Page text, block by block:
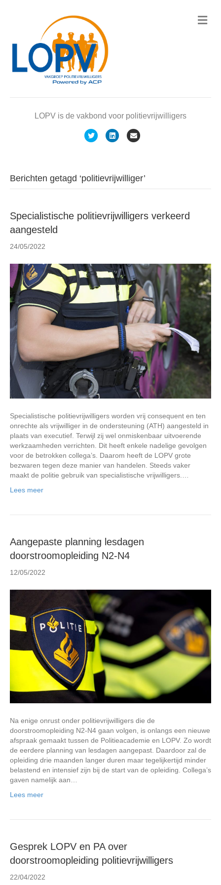
LOPV is de vakbond voor politievrijwilligers
T
t
t
r
L
k
e
E
i
l
M
e
Berichten getagd ‘politievrijwilliger’
Specialistische politievrijwilligers verkeerd
aangesteld
24/05/2022
Specialistische politievrijwilligers worden vrij consequent en ten
onrechte als vrijwilliger in de ondersteuning (ATH) aangesteld in
plaats van executief. Terwijl zij wel onmiskenbaar uitvoerende
werkzaamheden verrichten. Dit heeft enkele nadelige gevolgen
voor de betrokken collega’s. Daarom heeft de LOPV grote
bezwaren tegen deze manier van handelen. Steeds vaker
maakt de politie gebruik van specialistische vrijwilligers.…
Lees meer
Aangepaste planning lesdagen
doorstroomopleiding N2-N4
12/05/2022
Na enige onrust onder politievrijwilligers die de
doorstroomopleiding N2-N4 gaan volgen, is onlangs een nieuwe
afspraak gemaakt tussen de Politieacademie en LOPV. Zo wordt
de eerdere planning van lesdagen aangepast. Daardoor zal de
opleiding drie maanden langer duren maar tegelijkertijd minder
belastend en intensief zijn bij de start van de opleiding. Collega’s
gaven namelijk aan…
Lees meer
Gesprek LOPV en PA over
doorstroomopleiding politievrijwilligers
22/04/2022